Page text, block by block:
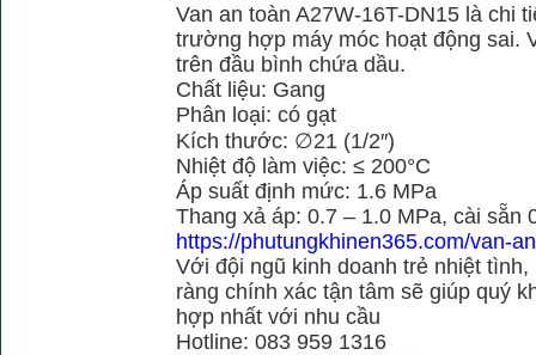
Van an toàn A27W-16T-DN15 là chi
trường hợp máy móc hoạt động sai.
trên đầu bình chứa dầu.
Chất liệu: Gang
Phân loại: có gạt
Kích thước: ∅21 (1/2″)
Nhiệt độ làm việc: ≤ 200°C
Áp suất định mức: 1.6 MPa
Thang xả áp: 0.7 – 1.0 MPa, cài sẵn
https://phutungkhinen365.com/van-
Với đội ngũ kinh doanh trẻ nhiệt
ràng chính xác tận tâm sẽ giúp quý
hợp nhất với nhu cầu
Hotline: 083 959 1316